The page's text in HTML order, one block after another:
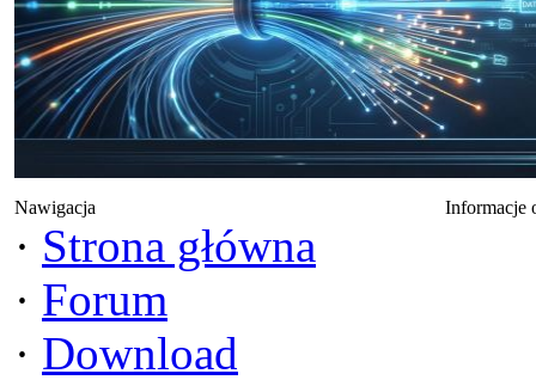
Nawigacja
· Strona główna
· Forum
· Download
Informacje